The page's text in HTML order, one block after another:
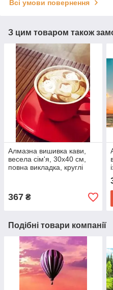
Всі умови повернення
З цим товаром також
Алмазна вишивка кави,
весела сім'я, 30х40 см,
повна викладка, круглі
367 ₴
Подібні товари компанії